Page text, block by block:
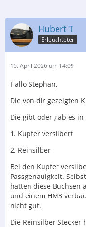
Hubert T
Erleuchteter
16. April 2026 um 14:09
Hallo Stephan,
Die von dir gezeigten
Die gibt oder gab es
1. Kupfer versilbert
2. Reinsilber
Bei den Kupfer
Passgenauigkeit.
hatten diese Buchsen
und einem HM3
nicht gut.
Die Reinsilber Stecker